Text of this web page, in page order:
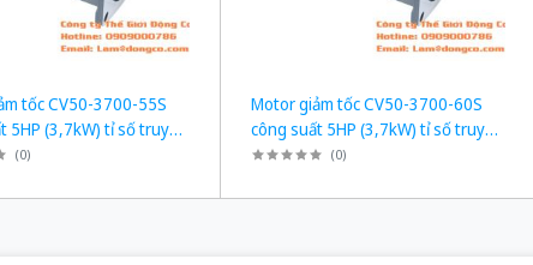
tốc CV50-3700-55S
5HP (3,7kW) tỉ số truyền
(0)
Motor giảm tốc CV50-3700-60S
công suất 5HP (3,7kW) tỉ số truyền
1/60
(0)